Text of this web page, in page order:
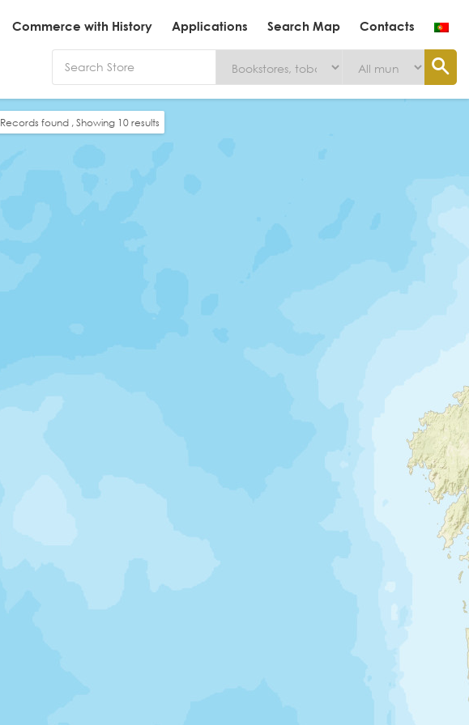
Commerce with History Applications Search Map Contacts
Records found , Showing 10results